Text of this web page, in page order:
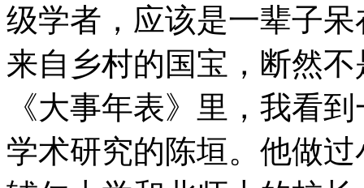
级学者，应该是一辈子
来自乡村的国宝，断然
《大事年表》里，我看
学术研究的陈垣。他做